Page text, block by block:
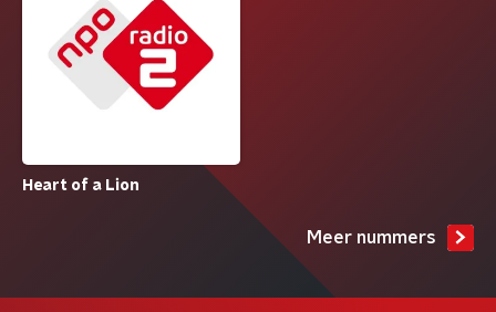
Heart of a Lion
Meer nummers